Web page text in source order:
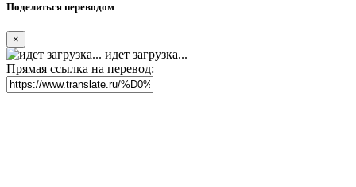
Поделиться переводом
×
идет загрузка...
Прямая ссылка на перевод: